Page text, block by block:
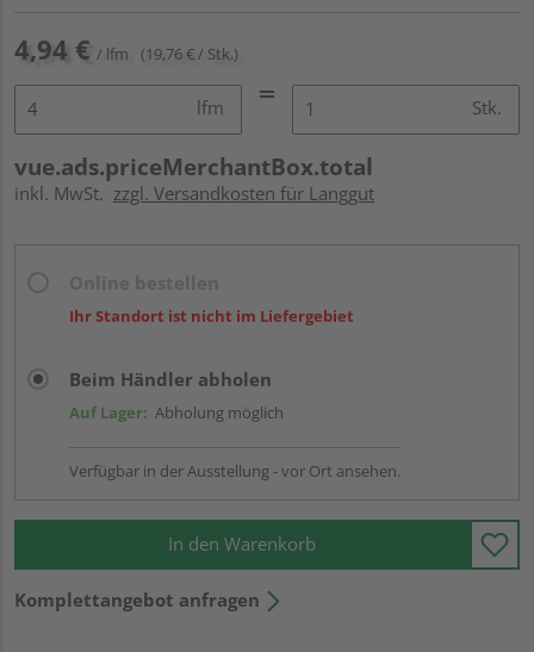
4,94 € / lfm (19,76 € / Stk.)
lfm Stk.
vue.ads.priceMerchantBox.total
inkl. MwSt. zzgl. Versandkosten für Langgut
Ihr Standort ist nicht im Liefergebiet
Beim Händler abholen
Auf Lager: Abholung möglich
Verfügbar in der Ausstellung - vor Ort ansehen.
In den Warenkorb
Komplettangebot anfragen